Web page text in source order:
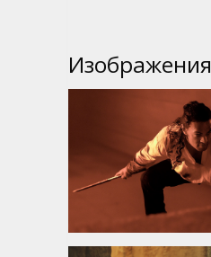
Изображения